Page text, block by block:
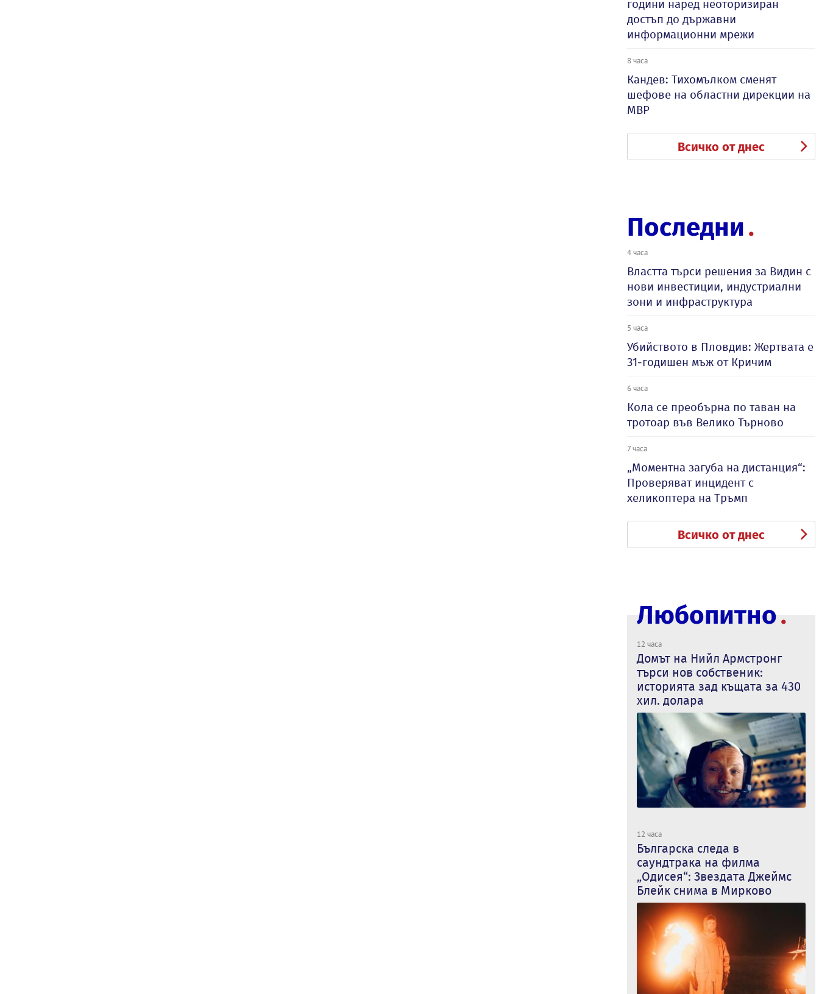
години наред неоторизиран
достъп до държавни
информационни мрежи
8 часа
Кандев: Тихомълком сменят
шефове на областни дирекции на
МВР
Всичко от днес
Последни
4 часа
Властта търси решения за Видин с
нови инвестиции, индустриални
зони и инфраструктура
5 часа
Убийството в Пловдив: Жертвата е
31-годишен мъж от Кричим
6 часа
Кола се преобърна по таван на
тротоар във Велико Търново
7 часа
„Моментна загуба на дистанция“:
Проверяват инцидент с
хеликоптера на Тръмп
Всичко от днес
Любопитно
12 часа
Домът на Нийл Армстронг
търси нов собственик:
историята зад къщата за 430
хил. долара
12 часа
Българска следа в
саундтрака на филма
„Одисея“: Звездата Джеймс
Блейк снима в Мирково